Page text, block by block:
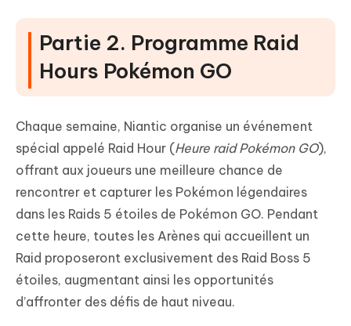
Partie 2. Programme Raid
Hours Pokémon GO
Chaque semaine, Niantic organise un événement
spécial appelé Raid Hour (Heure raid Pokémon GO),
offrant aux joueurs une meilleure chance de
rencontrer et capturer les Pokémon légendaires
dans les Raids 5 étoiles de Pokémon GO. Pendant
cette heure, toutes les Arènes qui accueillent un
Raid proposeront exclusivement des Raid Boss 5
étoiles, augmentant ainsi les opportunités
d’affronter des défis de haut niveau.